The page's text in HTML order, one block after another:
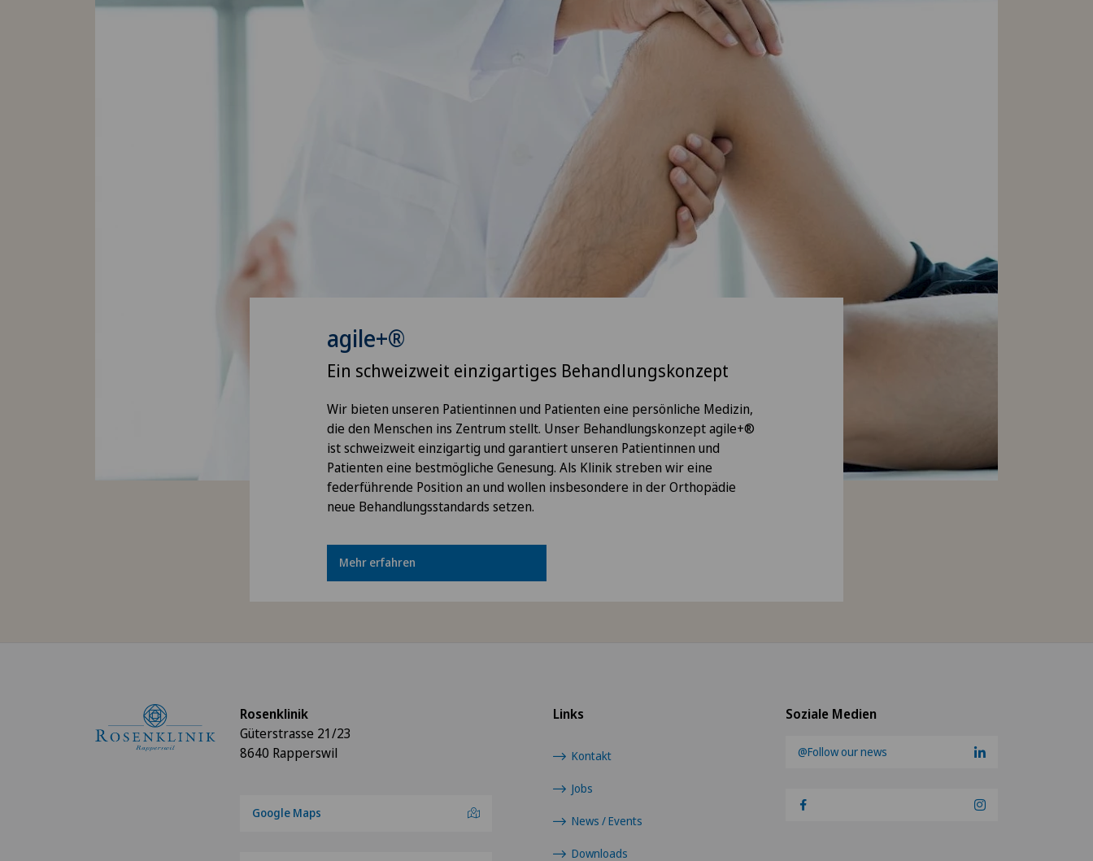
agile+®
Ein schweizweit einzigartiges Behandlungskonzept
Wir bieten unseren Patientinnen und Patienten eine persönliche Medizin,
die den Menschen ins Zentrum stellt. Unser Behandlungskonzept agile+®
ist schweizweit einzigartig und garantiert unseren Patientinnen und
Patienten eine bestmögliche Genesung. Als Klinik streben wir eine
federführende Position an und wollen insbesondere in der Orthopädie
neue Behandlungsstandards setzen.
Mehr erfahren
Soziale Medien
@Follow our news
Links
Kontakt
Jobs
News / Events
Downloads
Rosenklinik
Güterstrasse 21/23
8640 Rapperswil
Google Maps